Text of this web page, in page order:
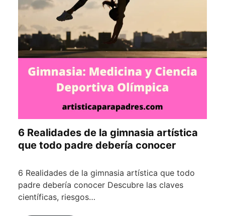
6 Realidades de la gimnasia artística
que todo padre debería conocer
6 Realidades de la gimnasia artística que todo
padre debería conocer Descubre las claves
científicas, riesgos…